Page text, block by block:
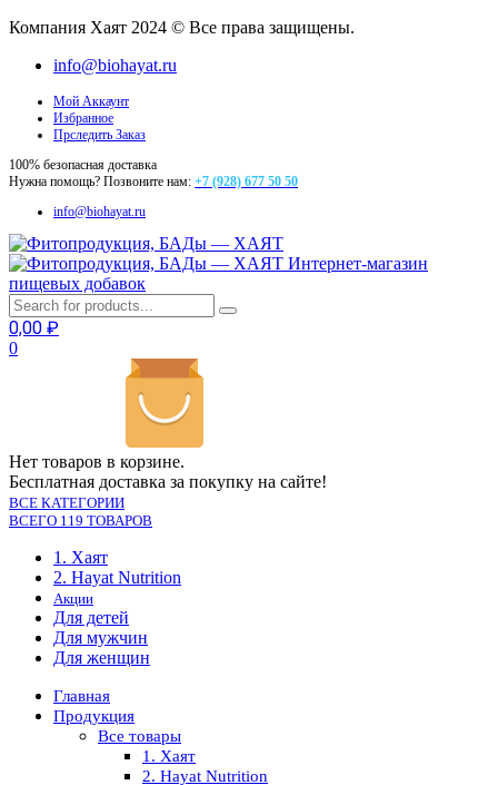
Компания Хаят 2024 © Все права защищены.
info@biohayat.ru
Мой Аккаунт
Избранное
Прследить Заказ
100% безопасная доставка
Нужна помощь? Позвоните нам: +7 (928) 677 50 50
info@biohayat.ru
Интернет-магазин
пищевых добавок
0,00 ₽
0
Нет товаров в корзине.
Бесплатная доставка за покупку на сайте!
ВСЕ КАТЕГОРИИ
ВСЕГО 119 ТОВАРОВ
1. Хаят
2. Hayat Nutrition
Акции
Для детей
Для мужчин
Для женщин
Главная
Продукция
Все товары
1. Хаят
2. Hayat Nutrition